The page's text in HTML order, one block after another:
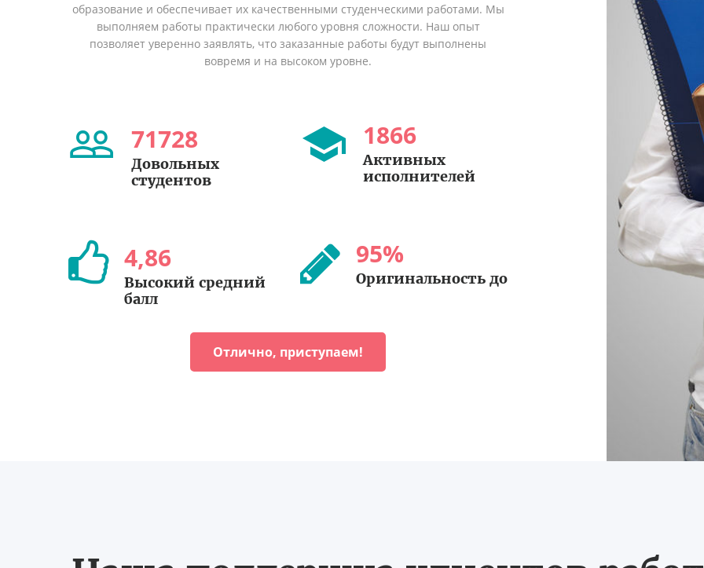
образование и обеспечивает их качественными студенческими работами. Мы
выполняем работы практически любого уровня сложности. Наш опыт
позволяет уверенно заявлять, что заказанные работы будут выполнены
вовремя и на высоком уровне.
71728
Довольных
студентов
1866
Активных
исполнителей
4,86
Высокий средний
балл
95%
Оригинальность до
Отлично, приступаем!